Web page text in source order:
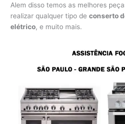
Alem disso temos as melhores
realizar qualquer tipo deconserto
elétrico, e muito mais.